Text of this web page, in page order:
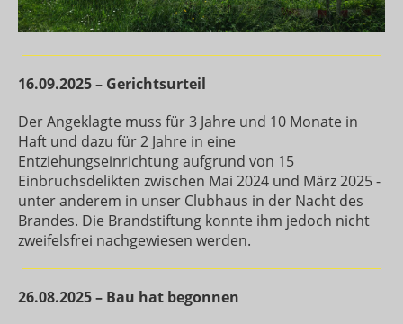
16.09.2025– Gerichtsurteil
Der Angeklagte muss für 3 Jahre und 10 Monate in
Haft und dazu für 2 Jahre in eine
Entziehungseinrichtung aufgrund von 15
Einbruchsdelikten zwischen Mai 2024 und März 2025 -
unter anderem in unser Clubhaus in der Nacht des
Brandes. Die Brandstiftung konnte ihm jedoch nicht
zweifelsfrei nachgewiesen werden.
26.08.2025 – Bau hat begonnen